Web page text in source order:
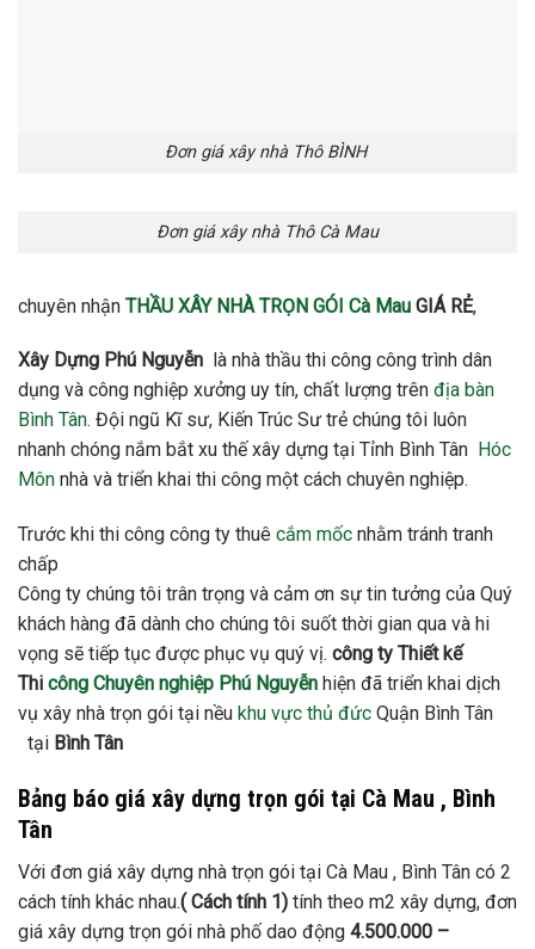
Đơn giá xây nhà Thô BÌNH
Đơn giá xây nhà Thô Cà Mau
chuyên nhận THẦU XÂY NHÀ TRỌN GÓI Cà Mau GIÁ RẺ,
Xây Dựng Phú Nguyễn
là nhà thầu thi công công trình dân
dụng và công nghiệp xưởng uy tín, chất lượng trên địa bàn
Bình Tân. Đội ngũ Kĩ sư, Kiến Trúc Sư trẻ chúng tôi luôn
nhanh chóng nắm bắt xu thế xây dựng tại Tỉnh Bình Tân Hóc
Môn nhà và triển khai thi công một cách chuyên nghiệp.
Trước khi thi công công ty thuê cắm mốc nhằm tránh tranh
chấp
Công ty chúng tôi trân trọng và cảm ơn sự tin tưởng của Quý
khách hàng đã dành cho chúng tôi suốt thời gian qua và hi
vọng sẽ tiếp tục được phục vụ quý vị. công ty Thiết kế
Thi công Chuyên nghiệp Phú Nguyễn hiện đã triển khai dịch
vụ xây nhà trọn gói tại nều khu vực thủ đức Quận Bình Tân
tại Bình Tân
Bảng báo giá xây dựng trọn gói tại Cà Mau , Bình
Tân
Với đơn giá xây dựng nhà trọn gói tại Cà Mau , Bình Tân có 2
cách tính khác nhau.( Cách tính 1) tính theo m2 xây dựng, đơn
giá xây dựng trọn gói nhà phố dao động 4.500.000 –